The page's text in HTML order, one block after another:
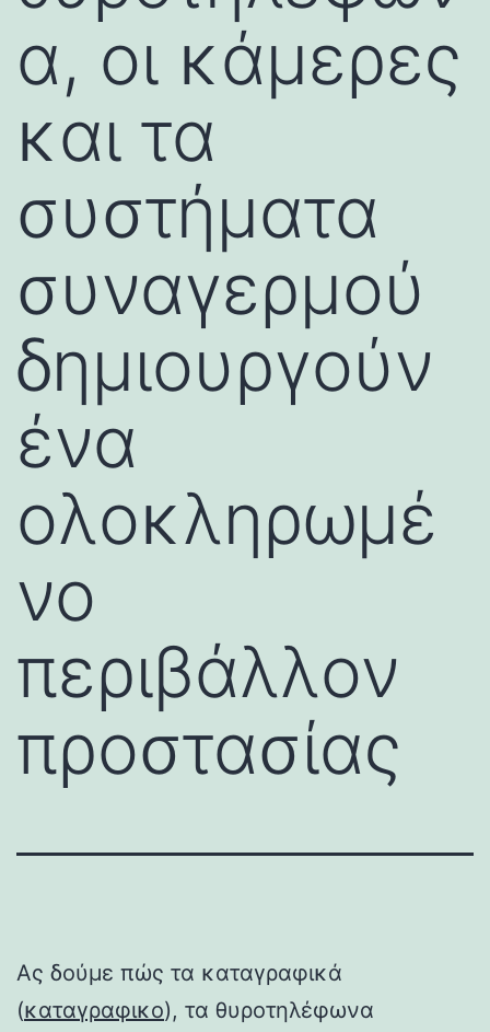
α, οι κάμερες
και τα
συστήματα
συναγερμού
δημιουργούν
ένα
ολοκληρωμέ
νο
περιβάλλον
προστασίας
Ας δούμε πώς τα καταγραφικά
(καταγραφικο), τα θυροτηλέφωνα